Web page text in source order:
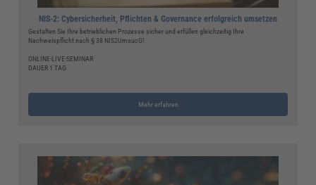
NIS-2: Cybersicherheit, Pflichten & Governance erfolgreich umsetzen
Gestalten Sie Ihre betrieblichen Prozesse sicher und erfüllen gleichzeitig Ihre
Nachweispflicht nach § 38 NIS2UmsucG!
ONLINE-LIVE-SEMINAR
DAUER 1 TAG
Mehr erfahren